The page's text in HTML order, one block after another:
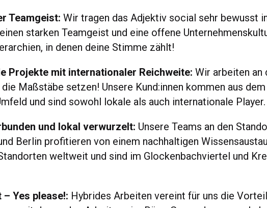
Teamgeist:Wir tragen das Adjektiv social sehr bewusst
starken Teamgeist und eine offene
in denen deine Stimme zählt!
Projekte mit internationaler Reichweite: Wir arbeiten an
Maßstäbe setzen! Unsere Kund:innen kommen aus
und sind sowohl lokale als auch internationale Player.
und lokal verwurzelt: Unsere Teams an den
Berlin profitieren von einem nachhaltigen
weltweit und sind im Glockenbachviertel und
Yes please!: Hybrides Arbeiten vereint für uns die